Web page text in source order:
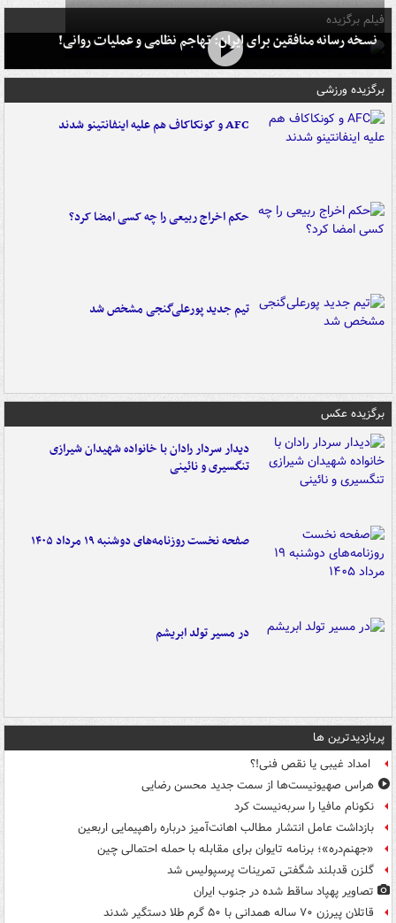
فیلم برگزیده
نسخه رسانه منافقین برای ایران: تهاجم نظامی و عملیات روانی!
برگزیده ورزشی
AFC و کونکاکاف هم علیه اینفانتینو شدند
حکم اخراج ربیعی را چه کسی امضا کرد؟
تیم جدید پورعلی‌گنجی مشخص شد
برگزیده عکس
دیدار سردار رادان با خانواده‌ شهیدان شیرازی
تنگسیری و نائینی
صفحه نخست روزنامه‌های دوشنبه ۱۹ مرداد ۱۴۰۵
در مسیر تولد ابریشم
پربازدیدترین ها
امداد غیبی یا نقص فنی!؟
هراس صهیونیست‌ها از سمت جدید محسن رضایی
نکونام مافیا را سربه‌نیست کرد
بازداشت عامل انتشار مطالب اهانت‌آمیز درباره راهپیمایی اربعین
«جهنم‌دره»؛ برنامه تایوان برای مقابله با حمله احتمالی چین
گلزن قدبلند شگفتی تمرینات پرسپولیس شد
تصاویر پهپاد ساقط شده در جنوب ایران
قاتلان پیرزن ۷۰ ساله همدانی با ۵۰ گرم طلا دستگیر شدند